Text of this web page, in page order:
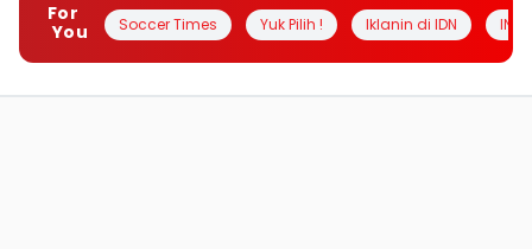
For
You
Soccer Times Yuk Pilih ! Iklanin di IDN